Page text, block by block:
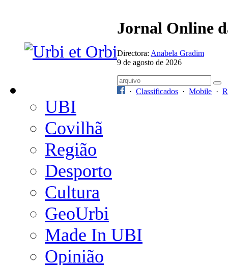
Jornal Online
Directora: Anabela Gradim
9 de agosto de 2026
· Classificados · Mobile ·
UBI
Covilhã
Região
Desporto
Cultura
GeoUrbi
Made In UBI
Opinião